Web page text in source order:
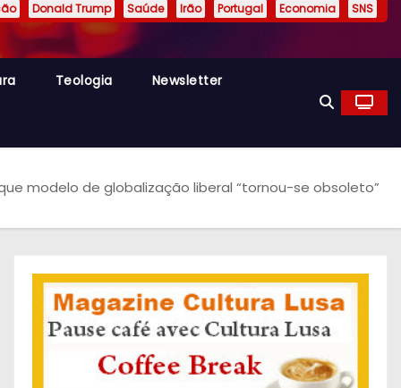
Donald Trump Saúde Irão Portugal Economia SNS
Teologia Newsletter
modelo de globalização liberal “tornou-se obsoleto”